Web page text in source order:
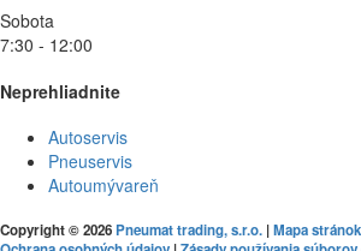
Sobota
7:30 - 12:00
Neprehliadnite
Autoservis
Pneuservis
Autoumývareň
Copyright © 2026Pneumat trading, s.r.o. |Mapa stránok